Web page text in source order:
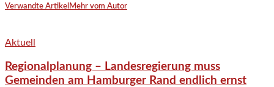
Verwandte Artikel Mehr vom Autor
Aktuell
Regionalplanung – Landesregierung muss
Gemeinden am Hamburger Rand endlich ernst